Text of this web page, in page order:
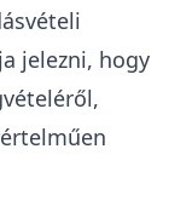
jelezni, hogy